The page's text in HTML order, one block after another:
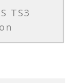
TS3